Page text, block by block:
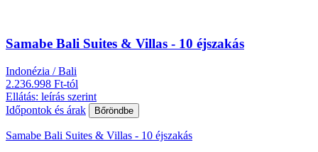
Samabe Bali Suites & Villas - 10 éjszakás
Indonézia / Bali
2.236.998 Ft-tól
Ellátás: leírás szerint
Időpontok és árak
Bőröndbe
Samabe Bali Suites & Villas - 10 éjszakás